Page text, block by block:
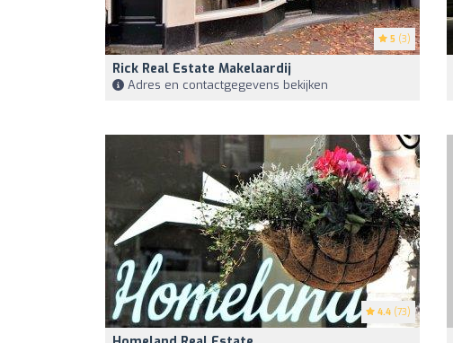
5 (3)
Rick Real Estate Makelaardij
Adres en contactgegevens bekijken
4.4 (73)